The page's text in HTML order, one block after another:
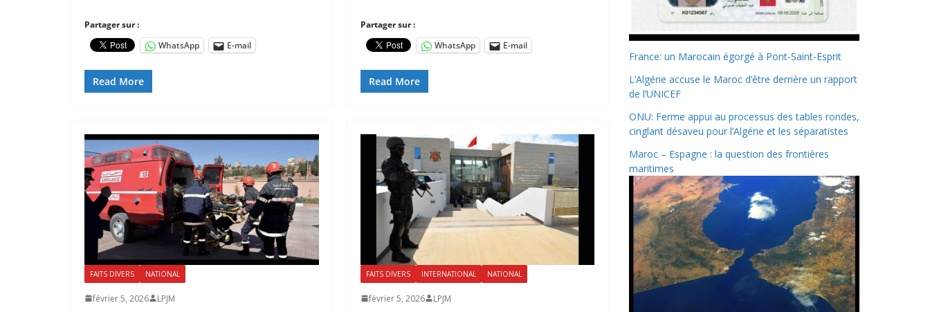
Partager sur :
WhatsApp
E-mail
Read More
Partager sur :
WhatsApp
E-mail
Read More
FAITS DIVERS NATIONAL
février 5, 2026 LPJM
FAITS DIVERS INTERNATIONAL NATIONAL
février 5, 2026 LPJM
France: un Marocain égorgé à Pont-Saint-Esprit
L’Algérie accuse le Maroc d’être derrière un rapport
de l’UNICEF
ONU: Ferme appui au processus des tables rondes,
cinglant désaveu pour l’Algérie et les séparatistes
Maroc – Espagne : la question des frontières
maritimes